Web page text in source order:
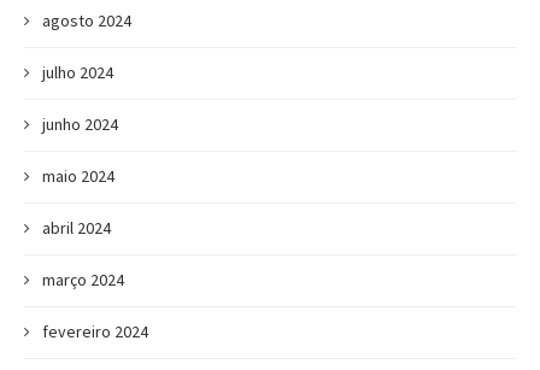
agosto 2024
julho 2024
junho 2024
maio 2024
abril 2024
março 2024
fevereiro 2024